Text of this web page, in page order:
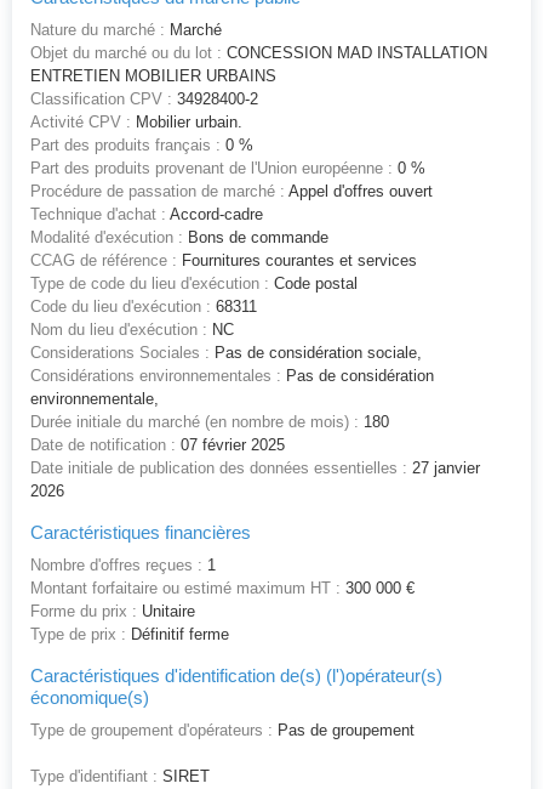
Nature du marché : Marché
Objet du marché ou du lot : CONCESSION MAD INSTALLATION
ENTRETIEN MOBILIER URBAINS
Classification CPV : 34928400-2
Activité CPV : Mobilier urbain.
Part des produits français : 0 %
Part des produits provenant de l'Union européenne : 0 %
Procédure de passation de marché : Appel d'offres ouvert
Technique d'achat : Accord-cadre
Modalité d'exécution : Bons de commande
CCAG de référence : Fournitures courantes et services
Type de code du lieu d'exécution : Code postal
Code du lieu d'exécution : 68311
Nom du lieu d'exécution : NC
Considerations Sociales : Pas de considération sociale,
Considérations environnementales : Pas de considération
environnementale,
Durée initiale du marché (en nombre de mois) : 180
Date de notification : 07 février 2025
Date initiale de publication des données essentielles : 27 janvier
2026
Caractéristiques financières
Nombre d'offres reçues : 1
Montant forfaitaire ou estimé maximum HT : 300 000 €
Forme du prix : Unitaire
Type de prix : Définitif ferme
Caractéristiques d'identification de(s) (l')opérateur(s)
économique(s)
Type de groupement d'opérateurs : Pas de groupement
Type d'identifiant : SIRET